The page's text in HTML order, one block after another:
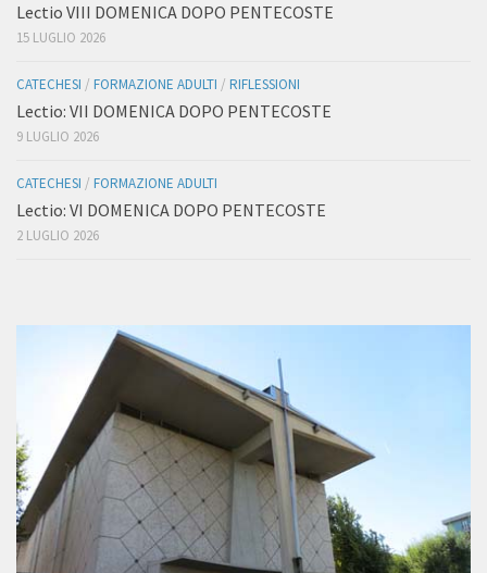
Lectio VIII DOMENICA DOPO PENTECOSTE
15 LUGLIO 2026
CATECHESI / FORMAZIONE ADULTI / RIFLESSIONI
Lectio: VII DOMENICA DOPO PENTECOSTE
9 LUGLIO 2026
CATECHESI / FORMAZIONE ADULTI
Lectio: VI DOMENICA DOPO PENTECOSTE
2 LUGLIO 2026